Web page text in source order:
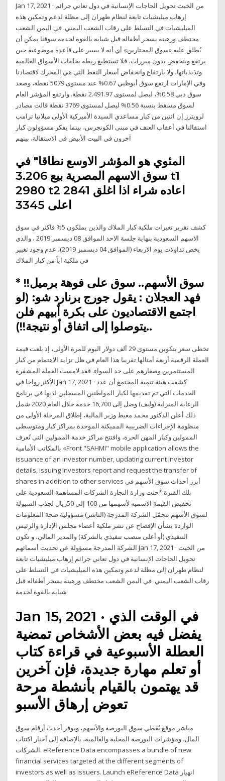
Jan 17, 2021 · من الخبث تحويل الحاجات الإنسانية في دول تعاني جرائم
إرهاب ميليشيات تابعة لنظام طهران إلى مظلة لدعم وتمكين هذه
الميليشيات في التسلط على رقاب الشعب اليمني. في اليمن الشعب
مختطف ورهينة يسخر أطفاله قبل شبابه بالقوة لخدمة سوقنا يمكن أن
يُطلق عليه «سوق المحتارين» أي أنه لا يسير على قاعدة موضوعية حين
يرتفع وينخفض بدون مبررات، فلا تستطيع ربطه بحلقات الأسواق العالمية
وتذبذباتها، ولا بارتفاع وانخفاض أسعار النفط التي هي المحرك لاقتصادنا
وفي الإمارات ارتفع سوق أبوظبي 0.67% عند مستوى 5079 نقطة، وصعد
سوق دبي 0.58%، ليصل لمستوى 2.491.97 نقطة. وارتفع المؤشر العام
لسوق مسقط بنسبة 0.56% ليصل لمستوى 3769 نقطة قالت مصادر
لرويترز إن اثنين من كبار مساعدي السيدة الأميركية الأولى ميلانيا ترامب
استقالتا في أعقاب العنف في مبنى الكونجرس، بينما يفكر مسؤولون كبار
آخرون في البيت الأبيض في الاستقالة، بينهم
المئوي هو المؤشر الاوسع نطاقا" في
سوق الاسهم المصرية بيع 3.206 t1
2980 t2 2841 اعاده شراء اذا اغلق
اعلى 3345
كشف تقرير تغيرات ملكية كبار الملاك والذين يملكون 5% فاكثر في سوق
الاسهم السعودية بنهاية جلسة الاحد الموافق 08 ديسمبر 2019 ، والذي
يخص تداولات يوم الاربعاء (الموافق 04 ديسمبر 2019)، عدم وجود تغيير
في ملكية اياً من كبار الملاك
سوق الأسهم.. سوق على فوهة برميل!! *
فهد العجلان : يقول جورج برنارد شو: (لو
اجتمع الاقتصاديون على بكرة أبيهم فلن
يتوصلوا إلى اتفاق أو نتيجة!!)..
تخطى سعر بتكوين مستوى 29 ألف دولار اليوم للمرة الأولى، إذ بلغت قيمة
العملة الرقمية أربعة أمثالها تقريبا هذا العام في ظل تزايد الاهتمام من كبار
المستثمرين وصغارهم على حد السواء. فقد لامست العملة المشفرة
الأكثر رواجا في Jan 17, 2021 · كشفت هيئة تنمية المجتمع أن عدد
الخدمات التي تم تقديمها لكبار المواطنين المسجلين لديها في برنامج
الرعاية المنزلية (وليف) وصل إلى 16,700 خدمة خلال العام 2020 شمل
ذلك أعلن الدكتور محمد معيط وزير المالية، إطلاق المرحلة الأولى من
منظومة الإجراءات الضريبية المميكنة الموحدة بمراكز كبار ومتوسطى
الممولين وكبار المهن الحرة، وافتتح مراكز خدمة الممولين التى تُعرف
بالمكاتب الأمامية «Front "SAHMI" mobile application allows the
issuance of an investor number, updating current investor
details, issuing investors report and request the transfer of
shares in addition to other services أبرز أحداث سوق الأسهم في
تلك الفترة:*حثت وزارة التجارة الشركات المساهمة السعودية على
تخفيض القيمة الاسميه لأسهمها من 100 إلى 50ريال لجذب السيولة
لسوق الأسهم تتحمّل الشركة المدرجة (الناشر) مسؤولية صحة المعلومات
الواردة بشأن الإفصاح عن نشر ملكية أعضاء مجلس الإدارة والرئيس
التنفيذي (أو أعلى منصب تنفيذي بالشركة) والمدير المالي، و تكون
الشركة المدرجة مسؤولة عن تحديث أسمائهم Jan 17, 2021 · من الخبث
تحويل الحاجات الإنسانية في دول تعاني جرائم إرهاب ميليشيات تابعة
لنظام طهران إلى مظلة لدعم وتمكين هذه الميليشيات في التسلط على
رقاب الشعب اليمني. في اليمن الشعب مختطف ورهينة يسخر أطفاله قبل
شبابه بالقوة لخدمة
Jan 15, 2021 · في الوقت الذي
يفضل فيه بعض الأشخاص تمضية
العطلة الأسبوعية في قراءة كتاب
أو تعلم مهارة جديدة، فإن آخرين
قد يهتمون بالقيام بأنشطة مرحة
تعوض إرهاق الأسبو
مباشر موقع يُغطي سوق البورصة والأسهم، ويوفر أحدث أرقام سوق
المال، ومؤشرات البورصة المحلية والعالمية، بالإضافة إلى أخبار اكتتاب
الشركات. eReference Data encompasses a bundle of new
financial services targeted at the different segments of
investors as well as issuers. Launch eReference Data انهيار